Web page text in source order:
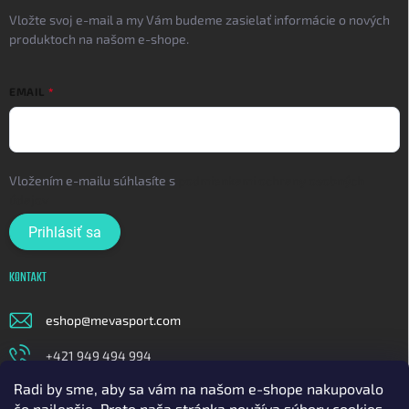
Radi by sme, aby sa vám na našom e-shope nakupovalo
Vložte svoj e-mail a my Vám budeme zasielať informácie o nových
produktoch na našom e-shope.
EMAIL
Vložením e-mailu súhlasíte s
Prihlásiť sa
KONTAKT
eshop@mevasport.com
+421 949 494 994
https://www.facebook.com/mevasportofficial